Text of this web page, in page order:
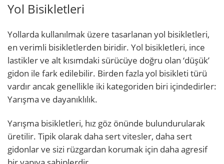
Yol Bisikletleri
Yollarda kullanılmak üzere tasarlanan yol bisikletleri,
en verimli bisikletlerden biridir. Yol bisikletleri, ince
lastikler ve alt kısımdaki sürücüye doğru olan ‘düşük’
gidon ile fark edilebilir. Birden fazla yol bisikleti türü
vardır ancak genellikle iki kategoriden biri içindedirler:
Yarışma ve dayanıklılık.
Yarışma bisikletleri, hız göz önünde bulundurularak
üretilir. Tipik olarak daha sert vitesler, daha sert
gidonlar ve sizi rüzgardan korumak için daha agresif